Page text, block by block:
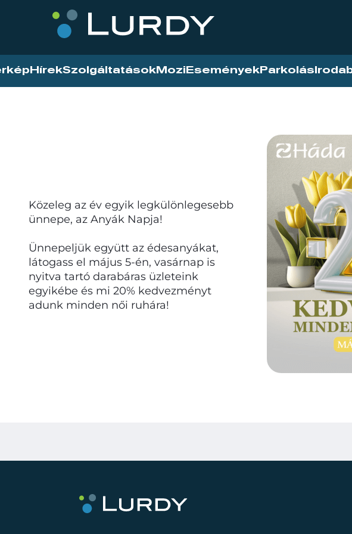
HírekSzolgáltatások Mozi Események Parkolás
Közeleg az év egyik legkülönlegesebb
ünnepe, az Anyák Napja!
Ünnepeljük együtt az édesanyákat,
látogass el május 5-én, vasárnap is
nyitva tartó darabáras üzleteink
egyikébe és mi 20% kedvezményt
adunk minden női ruhára!